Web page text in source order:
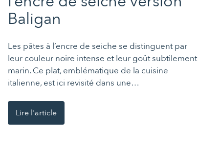
Baligan
Les pâtes à l’encre de seiche se distinguent par
leur couleur noire intense et leur goût subtilement
marin. Ce plat, emblématique de la cuisine
italienne, est ici revisité dans une…
Lire l'article